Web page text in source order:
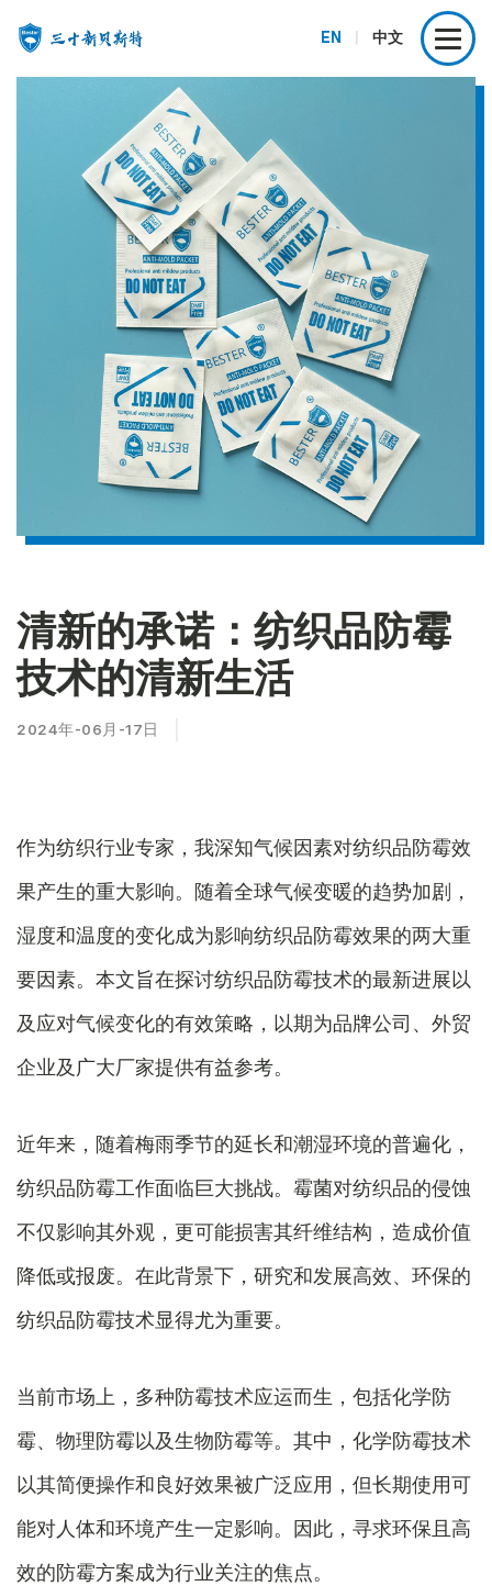
EN 中文
清新的承诺：纺织品防霉
技术的清新生活
2024年-06月-17日
作为纺织行业专家，我深知气候因素对纺织品防霉效
果产生的重大影响。随着全球气候变暖的趋势加剧，
湿度和温度的变化成为影响纺织品防霉效果的两大重
要因素。本文旨在探讨纺织品防霉技术的最新进展以
及应对气候变化的有效策略，以期为品牌公司、外贸
企业及广大厂家提供有益参考。
近年来，随着梅雨季节的延长和潮湿环境的普遍化，
纺织品防霉工作面临巨大挑战。霉菌对纺织品的侵蚀
不仅影响其外观，更可能损害其纤维结构，造成价值
降低或报废。在此背景下，研究和发展高效、环保的
纺织品防霉技术显得尤为重要。
当前市场上，多种防霉技术应运而生，包括化学防
霉、物理防霉以及生物防霉等。其中，化学防霉技术
以其简便操作和良好效果被广泛应用，但长期使用可
能对人体和环境产生一定影响。因此，寻求环保且高
效的防霉方案成为行业关注的焦点。